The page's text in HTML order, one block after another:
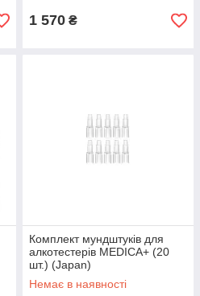
1 570 ₴
Комплект мундштуків для
алкотестерів MEDICA+ (20
шт.) (Japan)
Немає в наявності